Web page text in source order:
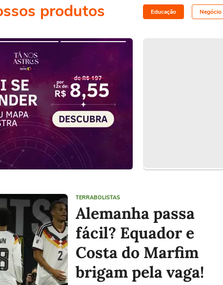
produtos Educação Negócio
TERRABOLISTAS
Alemanha passa
fácil? Equador e
Costa do Marfim
brigam pela vaga!